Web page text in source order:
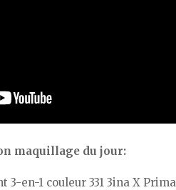
maquillage du jour:
3-en-1 couleur 331 3ina X